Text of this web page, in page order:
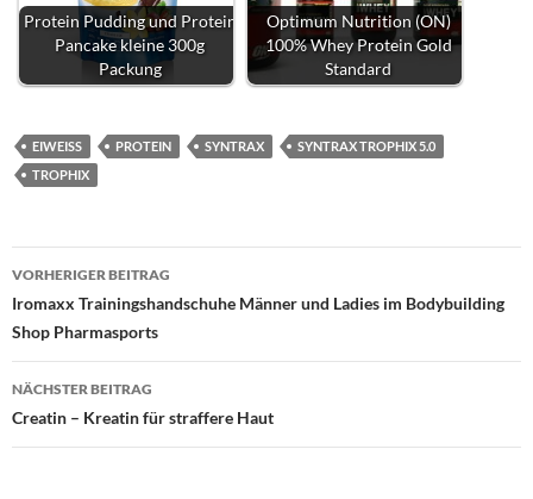
Protein Pudding und Protein
Pancake kleine 300g
Packung
Optimum Nutrition (ON)
100% Whey Protein Gold
Standard
EIWEISS PROTEIN SYNTRAX
SYNTRAX TROPHIX 5.0
TROPHIX
Beitragsnavigation
VORHERIGER BEITRAG
Iromaxx Trainingshandschuhe Männer und Ladies im Bodybuilding
Shop Pharmasports
NÄCHSTER BEITRAG
Creatin – Kreatin für straffere Haut